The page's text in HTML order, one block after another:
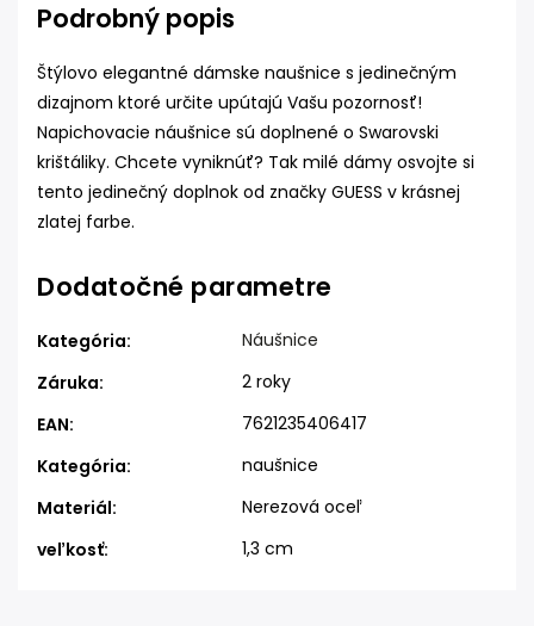
Podrobný popis
Štýlovo elegantné dámske naušnice s jedinečným
dizajnom ktoré určite upútajú Vašu pozornosť!
Napichovacie náušnice sú doplnené o Swarovski
krištáliky. Chcete vyniknúť? Tak milé dámy osvojte si
tento jedinečný doplnok od značky GUESS v krásnej
zlatej farbe.
Dodatočné parametre
Kategória:
Náušnice
Záruka:
2 roky
EAN:
7621235406417
Kategória:
naušnice
Materiál:
Nerezová oceľ
veľkosť: 1,3 cm